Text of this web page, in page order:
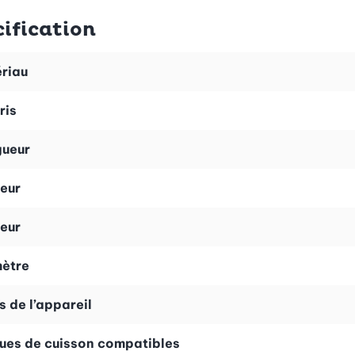
congélateur et au four. Ces verrines peuvent donc
de l’appareil
de cuisson compatibles